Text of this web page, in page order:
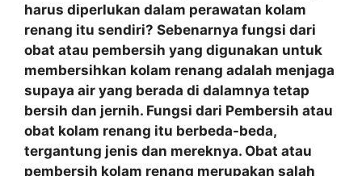
harus diperlukan dalam perawatan kolam
renang itu sendiri? Sebenarnya fungsi dari
obat atau pembersih yang digunakan untuk
membersihkan kolam renang adalah menjaga
supaya air yang berada di dalamnya tetap
bersih dan jernih. Fungsi dari Pembersih atau
obat kolam renang itu berbeda-beda,
tergantung jenis dan mereknya. Obat atau
pembersih kolam renang merupakan salah